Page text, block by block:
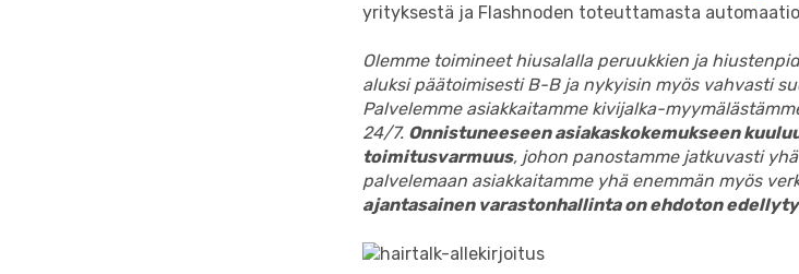
yrityksestä ja Flashnoden toteuttamasta
Olemme toimineet hiusalalla peruukkien ja
aluksi päätoimisesti B-B ja nykyisin myös vahvasti
Palvelemme asiakkaitamme kivijalka-
24/7. Onnistuneeseen asiakaskokemukseen
toimitusvarmuus, johon panostamme jatkuvasti
palvelemaan asiakkaitamme yhä enemmän myös
ajantasainen varastonhallinta on ehdoton